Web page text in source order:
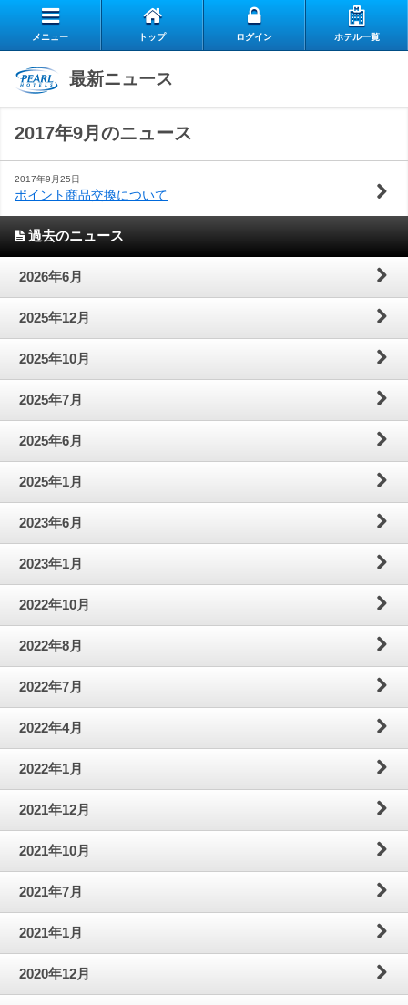
リ
ー
慢
の
ス
タ
ッ
フ
の
想
い
お
客
様
の
声
よ
く
あ
る
質
問
お
問
い
合
わ
せ
閉じる
メニュー トップ ログイン ホテル一覧
最新ニュース
2017年9月のニュース
2017年9月25日
ポイント商品交換について
過去のニュース
2026年6月
2025年12月
2025年10月
2025年7月
2025年6月
2025年1月
2023年6月
2023年1月
2022年10月
2022年8月
2022年7月
2022年4月
2022年1月
2021年12月
2021年10月
2021年7月
2021年1月
2020年12月